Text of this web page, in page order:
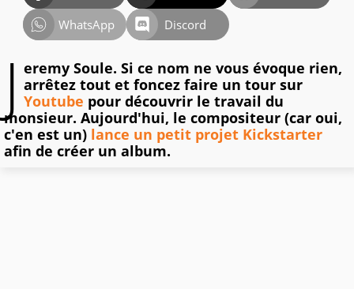
WhatsApp
Discord
J eremy Soule. Si ce nom ne vous évoque rien,
arrêtez tout et foncez faire un tour sur
Youtube pour découvrir le travail du
monsieur. Aujourd'hui, le compositeur (car oui,
c'en est un) lance un petit projet Kickstarter
afin de créer un album.